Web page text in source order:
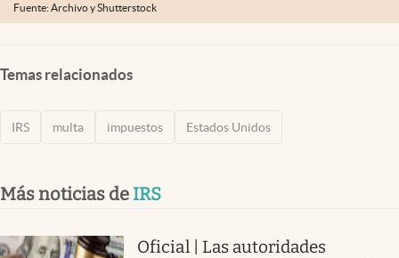
Fuente: Archivo y Shutterstock
Temas relacionados
IRS multa impuestos Estados Unidos
Más noticias de IRS
Oficial | Las autoridades